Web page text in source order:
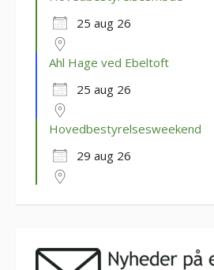
25 aug 26
Ahl Hage ved Ebeltoft
25 aug 26
Hovedbestyrelsesweekend
29 aug 26